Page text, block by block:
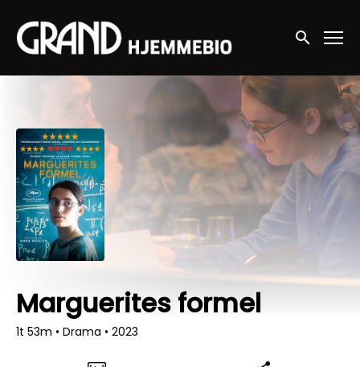
Accessibility Links
Søg nu
Marguerites formel
1t 53m • Drama • 2023